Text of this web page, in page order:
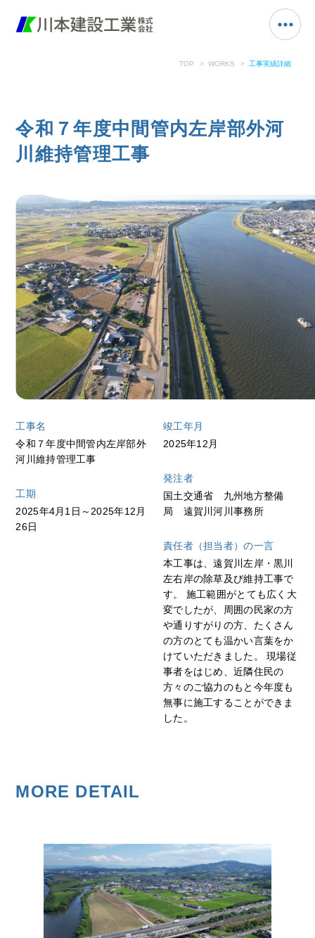
TOP WORKS 工事実績詳細
令和７年度中間管内左岸部外河
川維持管理工事
工事名
令和７年度中間管内左岸部外
河川維持管理工事
工期
2025年4月1日～2025年12月
26日
竣工年月
2025年12月
発注者
国土交通省 九州地方整備
局 遠賀川河川事務所
責任者（担当者）の一言
本工事は、遠賀川左岸・黒川
左右岸の除草及び維持工事で
す。 施工範囲がとても広く大
変でしたが、周囲の民家の方
や通りすがりの方、たくさん
の方のとても温かい言葉をか
けていただきました。 現場従
事者をはじめ、近隣住民の
方々のご協力のもと今年度も
無事に施工することができま
した。
MORE DETAIL